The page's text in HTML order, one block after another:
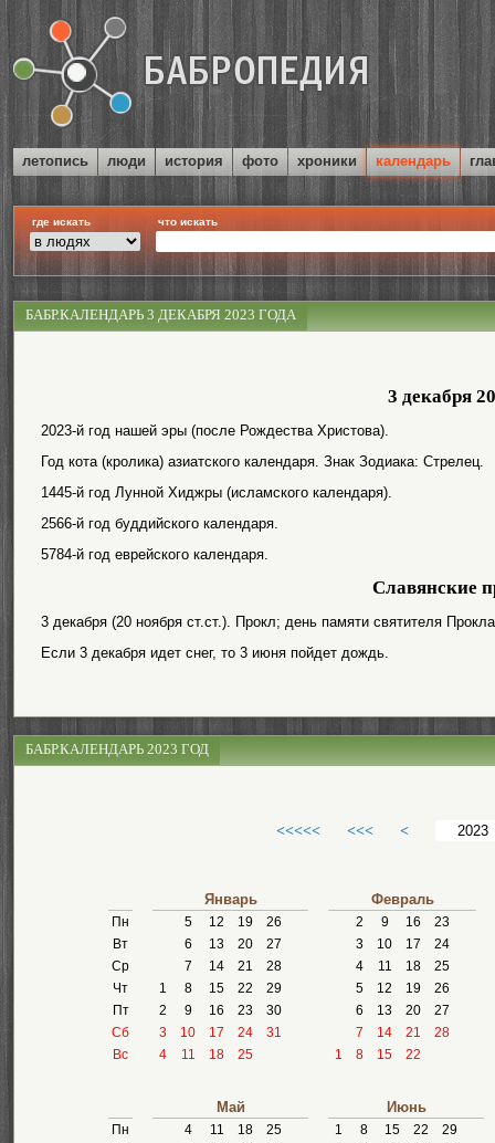
летопись люди история фото хроники календарь
где искать что искать
БАБР.КАЛЕНДАРЬ 3 ДЕКАБРЯ 2023 ГОДА
3 декабря
2023-й год нашей эры (после Рождества Христова).
Год кота (кролика) азиатского календаря. Знак Зодиака: Стрелец.
1445-й год Лунной Хиджры (исламского календаря).
2566-й год буддийского календаря.
5784-й год еврейского календаря.
Славянские
3 декабря (20 ноября ст.ст.). Прокл; день памяти святителя
Если 3 декабря идет снег, то 3 июня пойдет дождь.
БАБР.КАЛЕНДАРЬ 2023 ГОД
<<<<< <<< <
Пн
Вт
Ср
Чт
Пт
Сб
Вс
Январь
5 12 19
26
6
13 20
27
7
14 21
28
1
8 15 22
29
2
9 16 23
30
3
10 17 24
31
4
11 18 25
Февраль
2 9 16
23
3
10 17
24
4
11 18
25
5
12 19
26
6
13 20
27
7
14 21
28
1
8 15 22
Пн
Май
4 11 18
25
Июнь
1 8 15 22
29